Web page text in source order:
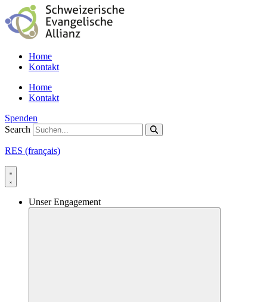
Skip
to
content
Home
Kontakt
Home
Kontakt
Spenden
Search
RES (français)
Unser Engagement